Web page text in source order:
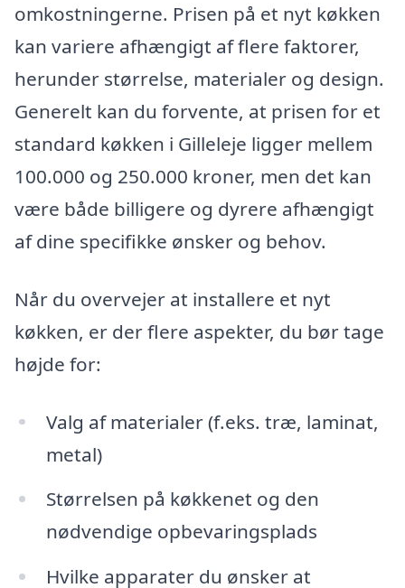
omkostningerne. Prisen på et nyt køkken
kan variere afhængigt af flere faktorer,
herunder størrelse, materialer og design.
Generelt kan du forvente, at prisen for et
standard køkken i Gilleleje ligger mellem
100.000 og 250.000 kroner, men det kan
være både billigere og dyrere afhængigt
af dine specifikke ønsker og behov.
Når du overvejer at installere et nyt
køkken, er der flere aspekter, du bør tage
højde for:
Valg af materialer (f.eks. træ, laminat,
metal)
Størrelsen på køkkenet og den
nødvendige opbevaringsplads
Hvilke apparater du ønsker at